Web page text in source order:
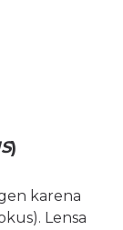
)
karena
Lensa